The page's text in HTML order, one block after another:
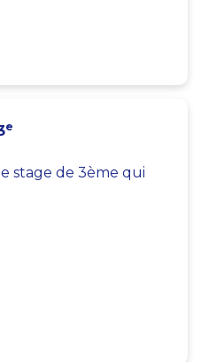
e
stage de 3ème qui